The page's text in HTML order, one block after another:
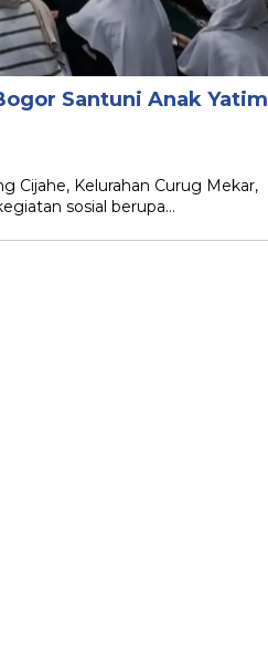
Santuni Anak Yatim
Cijahe, Kelurahan Curug Mekar,
sosial berupa…